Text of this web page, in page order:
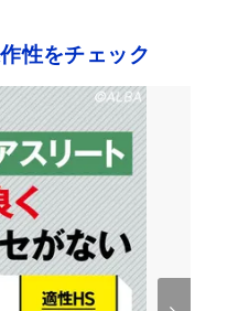
性をチェック